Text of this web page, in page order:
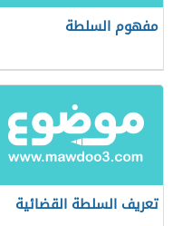
مفهوم السلطة
تعريف السلطة القضائية